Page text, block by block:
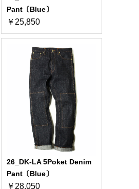
Pant〔Blue〕
￥25,850
26_DK-LA 5Poket Denim
Pant〔Blue〕
￥28,050